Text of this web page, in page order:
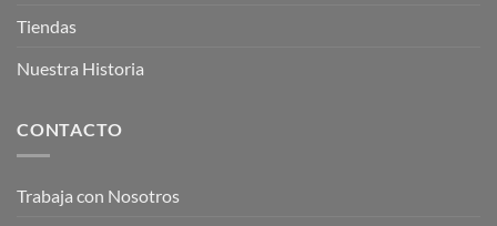
Tiendas
Nuestra Historia
CONTACTO
Trabaja con Nosotros